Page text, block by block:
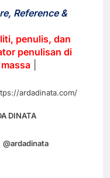
Reference &
penulis, dan
penulisan di
ardadinata.com/
DINATA
@ardadinata